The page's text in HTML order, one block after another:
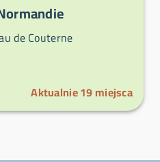
de Couterne
Aktualnie19miejsca